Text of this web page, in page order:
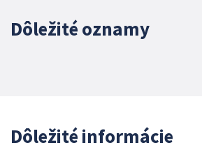
Dôležité oznamy
Dôležité informácie